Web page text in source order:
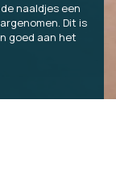
naaldjes een
Dit is
goed aan het